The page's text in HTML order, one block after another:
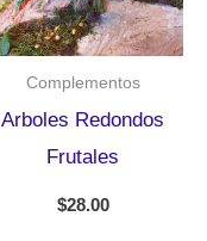
Complementos
Arboles Redondos
Frutales
$28.00